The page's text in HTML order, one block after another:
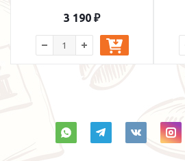
3 190 ₽